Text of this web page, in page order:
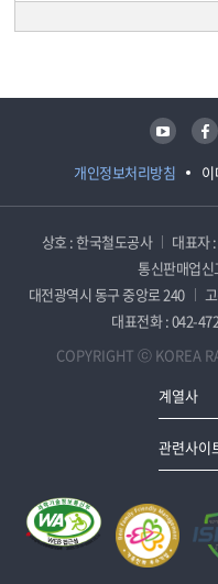
개인정보처리방침
유튜브 페이스북
상호 : 한국철도공사 대표자
통신판매업
대전광역시 동구 중앙로 240
대표전화 : 042-
COPYRIGHT ⓒ KOREA
계열사
관련사이